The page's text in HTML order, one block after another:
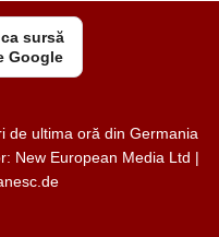
sursă
Google
de ultima oră din Germania
New European Media Ltd |